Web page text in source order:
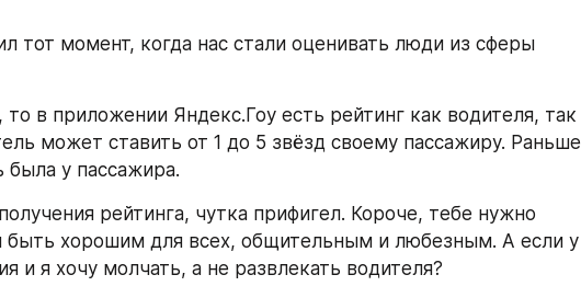
тот момент, когда нас стали оценивать люди из сферы
то в приложении Яндекс.Гоу есть рейтинг как водителя, так
может ставить от 1 до 5 звёзд своему пассажиру. Раньше
была у пассажира.
рейтинга, чутка прифигел. Короче, тебе нужно
быть хорошим для всех, общительным и любезным. А если у
и я хочу молчать, а не развлекать водителя?